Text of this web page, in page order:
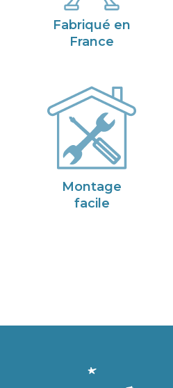
Fabriqué en
France
Montage
facile